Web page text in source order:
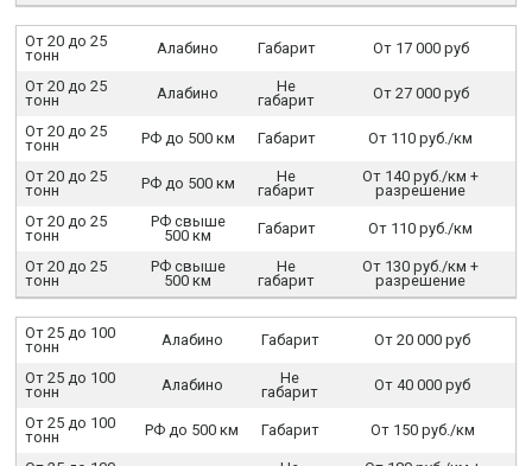
От 20 до 25
тонн
Алабино Габарит От 17 000 руб
От 20 до 25
тонн
Алабино
Не
габарит
От 27 000 руб
От 20 до 25
тонн
РФ до 500 км Габарит От 110 руб./км
От 20 до 25
тонн
РФ до 500 км
Не
габарит
От 140 руб./км +
разрешение
От 20 до 25
тонн
РФ свыше
500 км
Габарит От 110 руб./км
От 20 до 25
тонн
РФ свыше
500 км
Не
габарит
От 130 руб./км +
разрешение
От 25 до 100
тонн
Алабино Габарит От 20 000 руб
От 25 до 100
тонн
Алабино
Не
габарит
От 40 000 руб
От 25 до 100
тонн
РФ до 500 км Габарит От 150 руб./км